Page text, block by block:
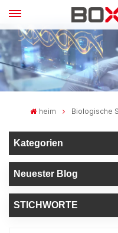
heim Biologische
Kategorien
Neuester Blog
STICHWORTE